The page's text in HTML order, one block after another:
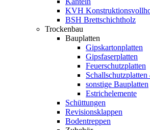
KVH
BSH Brettschichtholz
Trockenbau
Bauplatten
Gipskartonplatten
Gipsfaserplatten
Feuerschutzplatten
sonstige Bauplatten
Estrichelemente
Schüttungen
Revisionsklappen
Bodentreppen